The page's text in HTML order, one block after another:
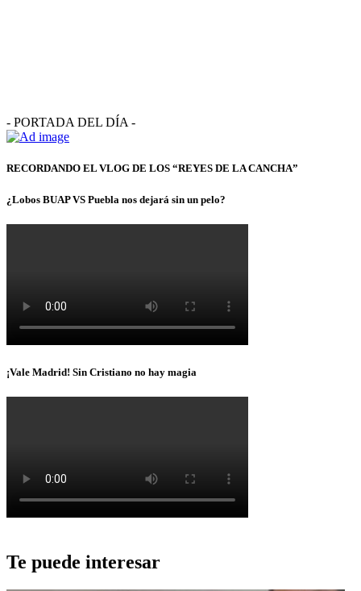
- PORTADA DEL DÍA -
RECORDANDO EL VLOG DE LOS “REYES DE LA CANCHA”
¿Lobos BUAP VS Puebla nos dejará sin un pelo?
¡Vale Madrid! Sin Cristiano no hay magia
Te puede interesar